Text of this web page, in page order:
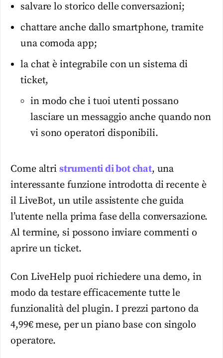
salvare lo storico delle conversazioni;
chattare anche dallo smartphone, tramite
una comoda app;
la chat è integrabile con un sistema di
ticket,
in modo che i tuoi utenti possano
lasciare un messaggio anche quando non
vi sono operatori disponibili.
Come altri strumenti di bot chat, una
interessante funzione introdotta di recente è
il LiveBot, un utile assistente che guida
l’utente nella prima fase della conversazione.
Al termine, si possono inviare commenti o
aprire un ticket.
Con LiveHelp puoi richiedere una demo, in
modo da testare efficacemente tutte le
funzionalità del plugin. I prezzi partono da
4,99€ mese, per un piano base con singolo
operatore.